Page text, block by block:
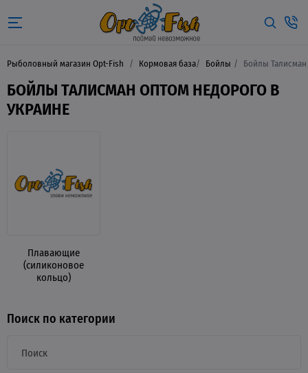
Рыболовный магазин Opt-Fish Кормовая база Бойлы Бойлы Талисман
БОЙЛЫ ТАЛИСМАН ОПТОМ НЕДОРОГО В
УКРАИНЕ
Плавающие
(силиконовое
кольцо)
Поиск по категории